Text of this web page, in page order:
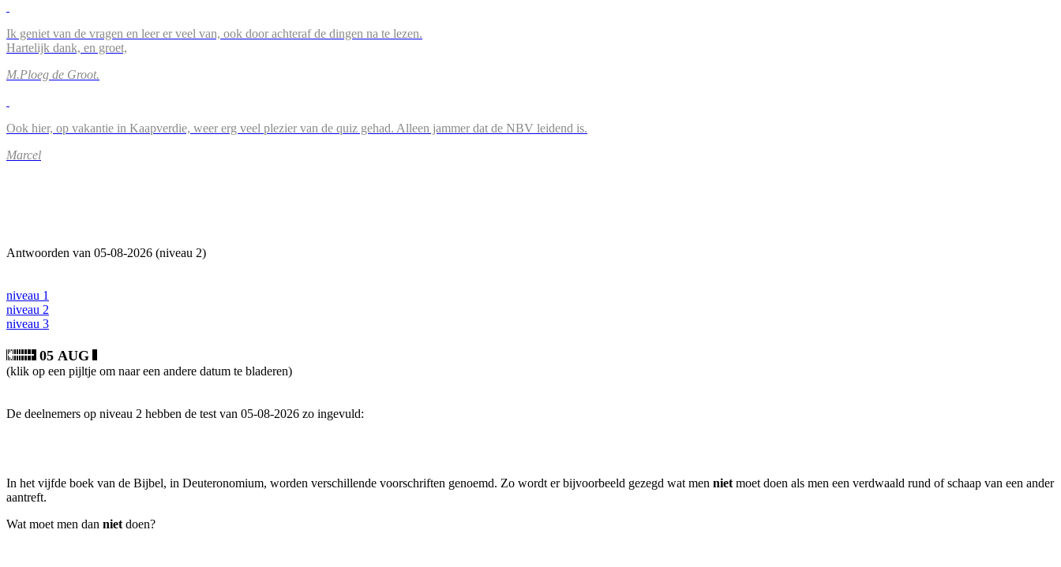
Ik geniet van de vragen en leer er veel van, ook door achteraf de dingen na te lezen.
Hartelijk dank, en groet,
M.Ploeg de Groot.
Ook hier, op vakantie in Kaapverdie, weer erg veel plezier van de quiz gehad. Alleen jammer dat de NBV leidend is.
Marcel
Antwoorden van 05-08-2026 (niveau 2)
niveau 1
niveau 2
niveau 3
05 AUG
(klik op een pijltje om naar een andere datum te bladeren)
De deelnemers op niveau 2 hebben de test van 05-08-2026 zo ingevuld:
In het vijfde boek van de Bijbel, in Deuteronomium, worden verschillende voorschriften genoemd. Zo wordt er bijvoorbeeld gezegd wat men niet moet doen als men een verdwaald rund of schaap van een ander
aantreft.
Wat moet men dan niet doen?